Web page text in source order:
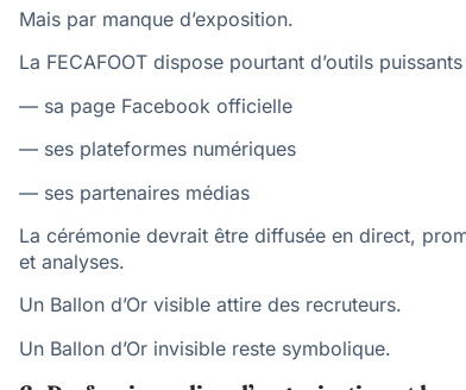
Mais par manque d’exposition.
La FECAFOOT dispose pourtant d’outils
— sa page Facebook officielle
— ses plateformes numériques
— ses partenaires médias
La cérémonie devrait être diffusée en direct,
et analyses.
Un Ballon d’Or visible attire des recruteurs.
Un Ballon d’Or invisible reste symbolique.